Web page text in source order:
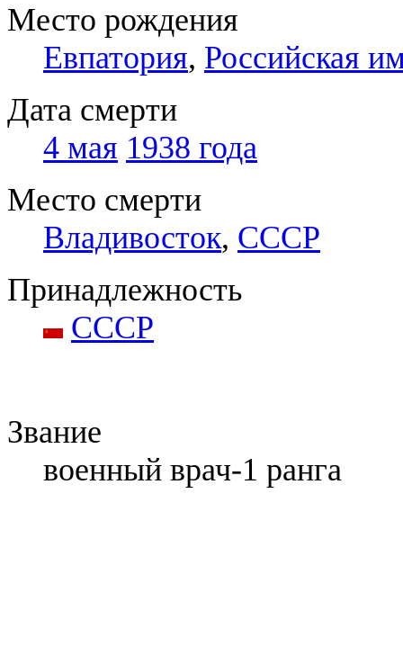
Место рождения
Евпатория, Российская
Дата смерти
4 мая 1938 года
Место смерти
Владивосток, СССР
Принадлежность
СССР
Звание
военный врач-1 ранга